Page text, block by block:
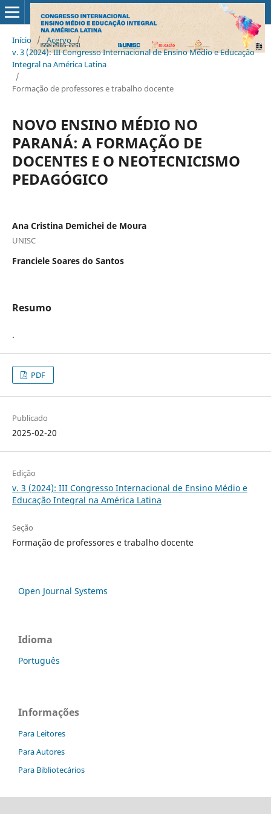
Início / Acervo /
v. 3 (2024): III Congresso Internacional de Ensino Médio e Educação
Integral na América Latina
/
Formação de professores e trabalho docente
NOVO ENSINO MÉDIO NO
PARANÁ: A FORMAÇÃO DE
DOCENTES E O NEOTECNICISMO
PEDAGÓGICO
Ana Cristina Demichei de Moura
UNISC
Franciele Soares do Santos
Resumo
.
PDF
Publicado
2025-02-20
Edição
v. 3 (2024): III Congresso Internacional de Ensino Médio e
Educação Integral na América Latina
Seção
Formação de professores e trabalho docente
Open Journal Systems
Idioma
Português
Informações
Para Leitores
Para Autores
Para Bibliotecários